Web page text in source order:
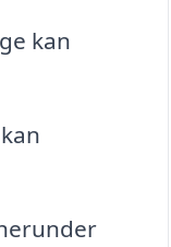
kan